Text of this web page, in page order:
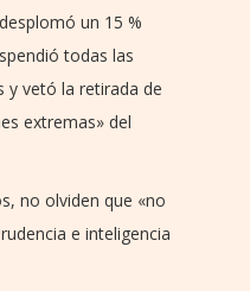
un 15 %
todas las
y vetó la retirada de
extremas» del
no olviden que «no
e inteligencia